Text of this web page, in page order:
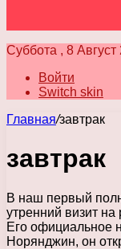
Суббота , 8 Август
Войти
Switch skin
Главная/завтрак
завтрак
В наш первый
утренний визит
Его официальное
Норянджин, он